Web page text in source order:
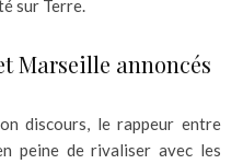
sur Terre.
Marseille annoncés
discours, le rappeur entre
peine de rivaliser avec les